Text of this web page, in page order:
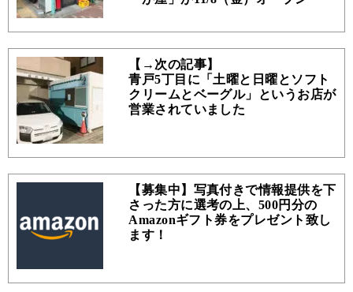
【→次の記事】
青戸5丁目に「土曜と日曜とソフト
クリームとベーグル」というお店が
営業されていました
【募集中】写真付きで情報提供を下
さった方に選考の上、500円分の
Amazonギフト券をプレゼント致し
ます！